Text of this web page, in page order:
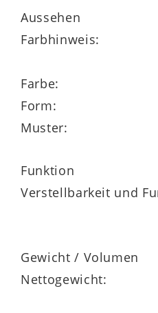
Abmessungen ca.
Florhöhe ca. 12 mm
Aussehen
Farbhinweis:
Farbe:
Form:
Muster:
Funktion
Verstellbarkeit und
Gewicht / Volumen
Nettogewicht: